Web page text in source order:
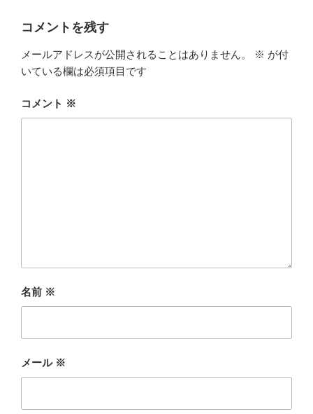
コメントを残す
メールアドレスが公開されることはありません。 ※ が付
いている欄は必須項目です
コメント ※
名前 ※
メール ※